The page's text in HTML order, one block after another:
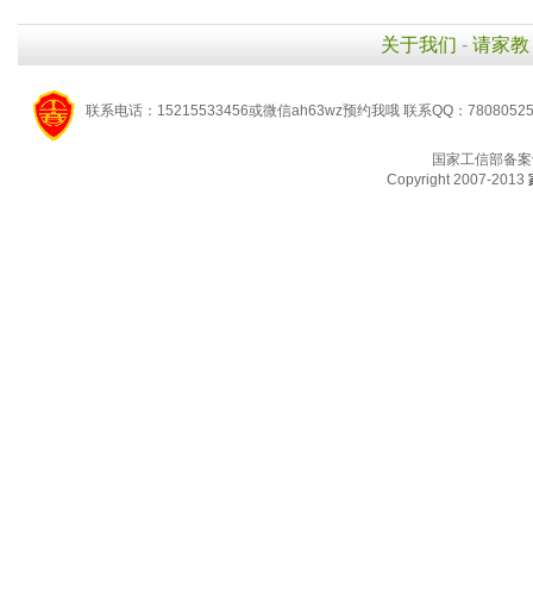
关于我们 - 请家教
联系电话：15215533456或微信ah63wz预约我哦 联系QQ：
国家工信部备
Copyright 2007-2013